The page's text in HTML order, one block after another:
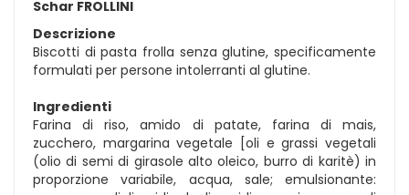
Schar FROLLINI
Descrizione
Biscotti di pasta frolla senza glutine, specificamente
formulati per persone intolerranti al glutine.
Ingredienti
Farina di riso, amido di patate, farina di mais,
zucchero, margarina vegetale [oli e grassi vegetali
(olio di semi di girasole alto oleico, burro di karitè) in
proporzione variabile, acqua, sale; emulsionante: